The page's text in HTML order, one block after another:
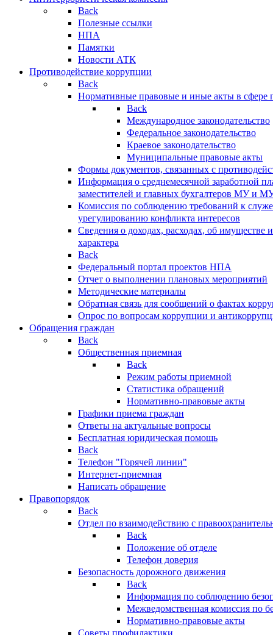
Back
Полезные ссылки
НПА
Памятки
Новости АТК
Противодействие коррупции
Back
Нормативные правовые и иные акты в сфере
Back
Международное законодательство
Федеральное законодательство
Краевое законодательство
Муниципальные правовые акты
Формы документов, связанных с
Информация о среднемесячной заработной
заместителей и главных бухгалтеров МУ и
Комиссия по соблюдению требований к
урегулированию конфликта интересов
Сведения о доходах, расходах, об имуществе
характера
Back
Федеральный портал проектов НПА
Отчет о выполнении плановых мероприятий
Методические материалы
Обратная связь для сообщений о фактах
Опрос по вопросам коррупции и
Обращения граждан
Back
Общественная приемная
Back
Режим работы приемной
Статистика обращений
Нормативно-правовые акты
Графики приема граждан
Ответы на актуальные вопросы
Бесплатная юридическая помощь
Back
Телефон "Горячей линии"
Интернет-приемная
Написать обращение
Правопорядок
Back
Отдел по взаимодействию с
Back
Положение об отделе
Телефон доверия
Безопасность дорожного движения
Back
Информация по соблюдению
Межведомственная комиссия по
Нормативно-правовые акты
Советы профилактики